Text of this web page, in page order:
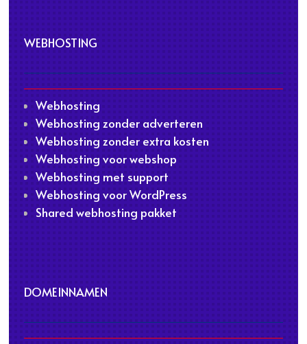
WEBHOSTING
Webhosting
Webhosting zonder adverteren
Webhosting zonder extra kosten
Webhosting voor webshop
Webhosting met support
Webhosting voor WordPress
Shared webhosting pakket
DOMEINNAMEN